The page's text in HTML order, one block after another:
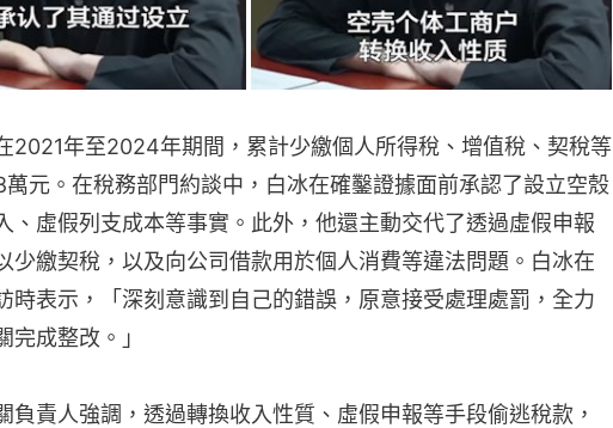
2021年至2024年期間，累計少繳個人所得稅、增值稅、契稅等
萬元。在稅務部門約談中，白冰在確鑿證據面前承認了設立空殼
、虛假列支成本等事實。此外，他還主動交代了透過虛假申報
少繳契稅，以及向公司借款用於個人消費等違法問題。白冰在
時表示，「深刻意識到自己的錯誤，原意接受處理處罰，全力
完成整改。」
負責人強調，透過轉換收入性質、虛假申報等手段偷逃稅款，